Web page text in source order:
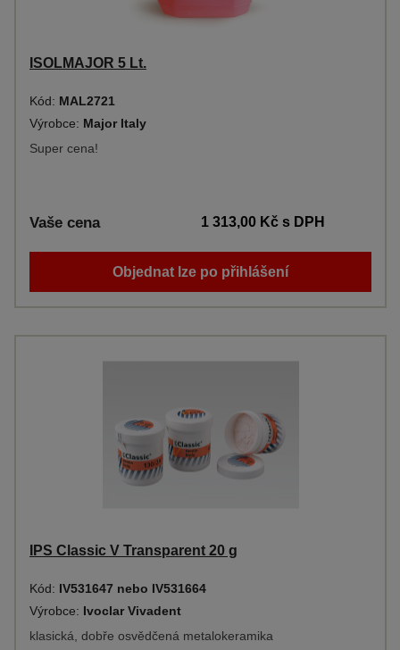
ISOLMAJOR 5 Lt.
Kód: MAL2721
Výrobce: Major Italy
Super cena!
Vaše cena 1 313,00 Kčs DPH
Objednat lze po přihlášení
IPS Classic V Transparent 20 g
Kód: IV531647 nebo IV531664
Výrobce: Ivoclar Vivadent
klasická, dobře osvědčená metalokeramika